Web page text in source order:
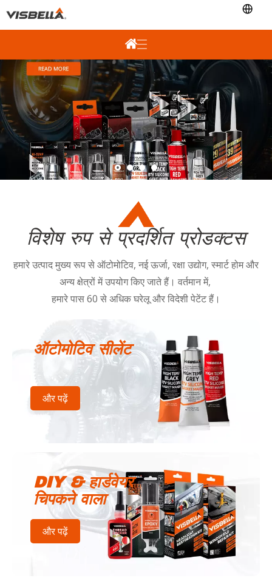
विशेष रुप से प्रदर्शित प्रोडक्टस
हमारे उत्पाद मुख्य रूप से ऑटोमोटिव, नई ऊर्जा, रक्षा उद्योग, स्मार्ट होम और
अन्य क्षेत्रों में उपयोग किए जाते हैं। वर्तमान में,
हमारे पास 60 से अधिक घरेलू और विदेशी पेटेंट हैं।
ऑटोमोटिव सीलेंट
और पढ़ें
DIY & हार्डवेयर
चिपकने वाला
और पढ़ें